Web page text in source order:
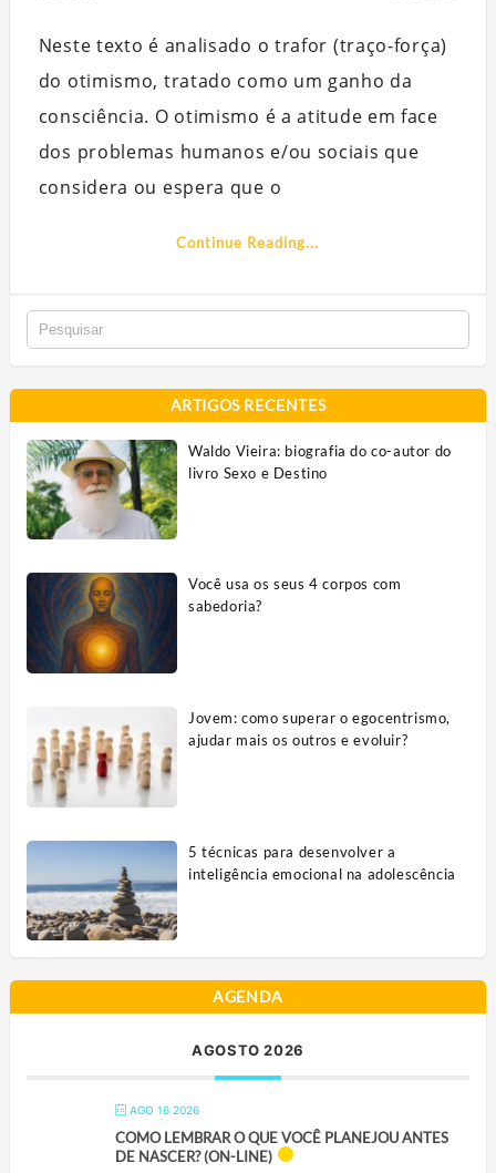
Neste texto é analisado o trafor (traço-força)
do otimismo, tratado como um ganho da
consciência. O otimismo é a atitude em face
dos problemas humanos e/ou sociais que
considera ou espera que o
Continue Reading...
ARTIGOS RECENTES
Waldo Vieira: biografia do co-autor do
livro Sexo e Destino
Você usa os seus 4 corpos com
sabedoria?
Jovem: como superar o egocentrismo,
ajudar mais os outros e evoluir?
5 técnicas para desenvolver a
inteligência emocional na adolescência
AGENDA
AGOSTO 2026
AGO 16 2026
COMO LEMBRAR O QUE VOCÊ PLANEJOU ANTES
DE NASCER? (ON-LINE)